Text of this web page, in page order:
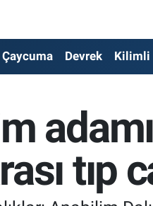
Çaycuma Devrek Kilimli
tıp